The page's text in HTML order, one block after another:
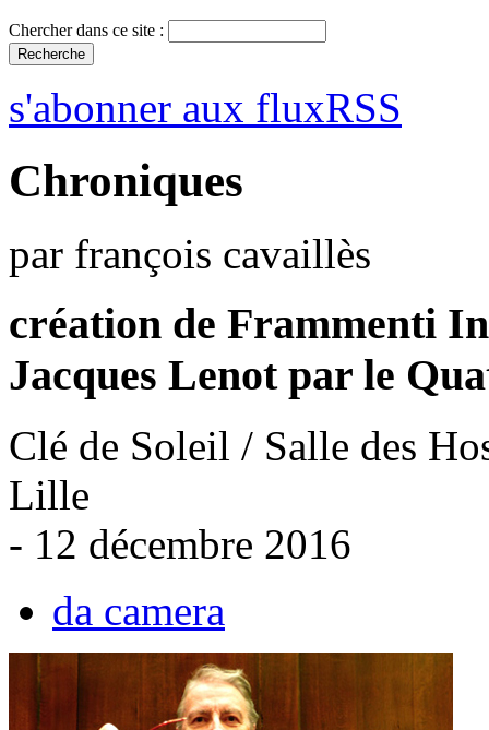
Chercher dans ce site :
s'abonner aux fluxRSS
Chroniques
par françois cavaillès
création de Frammenti
Jacques Lenot par le
Clé de Soleil / Salle des
Lille
- 12 décembre 2016
da camera